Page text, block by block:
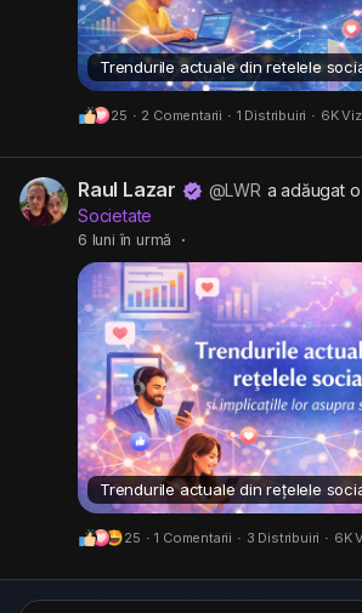
25 · 2 Comentarii · 1 Distribuiri · 6K
Raul Lazar @LWR a adăugat
Societate
6 luni în urmă ·
25 · 1 Comentarii · 3 Distribuiri · 6K